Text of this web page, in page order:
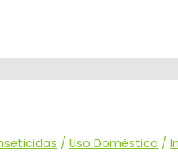
/Uso Doméstico /